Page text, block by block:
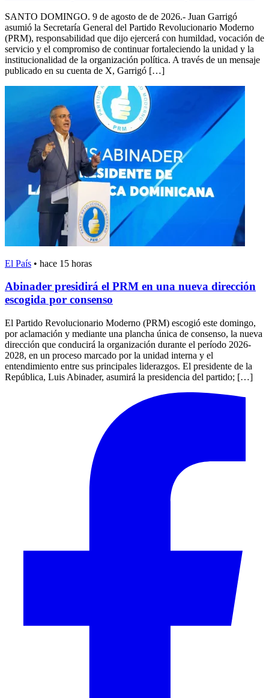
SANTO DOMINGO. 9 de agosto de de 2026.- Juan Garrigó
asumió la Secretaría General del Partido Revolucionario Moderno
(PRM), responsabilidad que dijo ejercerá con humildad, vocación de
servicio y el compromiso de continuar fortaleciendo la unidad y la
institucionalidad de la organización política. A través de un mensaje
publicado en su cuenta de X, Garrigó […]
El País • hace 15 horas
Abinader presidirá el PRM en una nueva dirección
escogida por consenso
El Partido Revolucionario Moderno (PRM) escogió este domingo,
por aclamación y mediante una plancha única de consenso, la nueva
dirección que conducirá la organización durante el período 2026-
2028, en un proceso marcado por la unidad interna y el
entendimiento entre sus principales liderazgos. El presidente de la
República, Luis Abinader, asumirá la presidencia del partido; […]